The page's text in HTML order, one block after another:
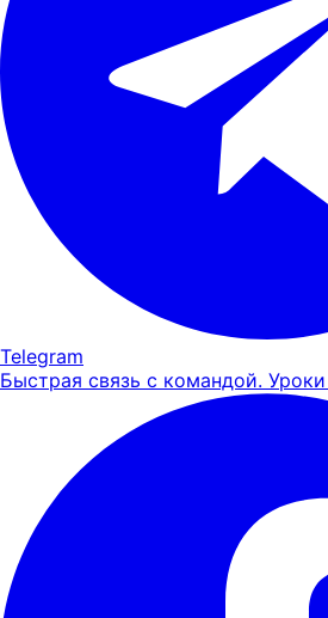
Telegram
Быстрая связь с командой.